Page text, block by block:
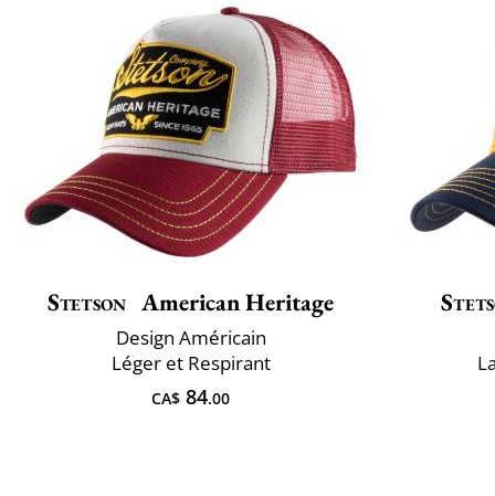
Stetson American Heritage
Design Américain
Léger et Respirant
CA$ 84.00